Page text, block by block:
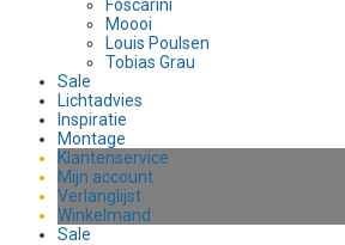
Foscarini
Moooi
Louis Poulsen
Tobias Grau
Sale
Lichtadvies
Inspiratie
Montage
Klantenservice
Mijn account
Verlanglijst
Winkelmand
Sale